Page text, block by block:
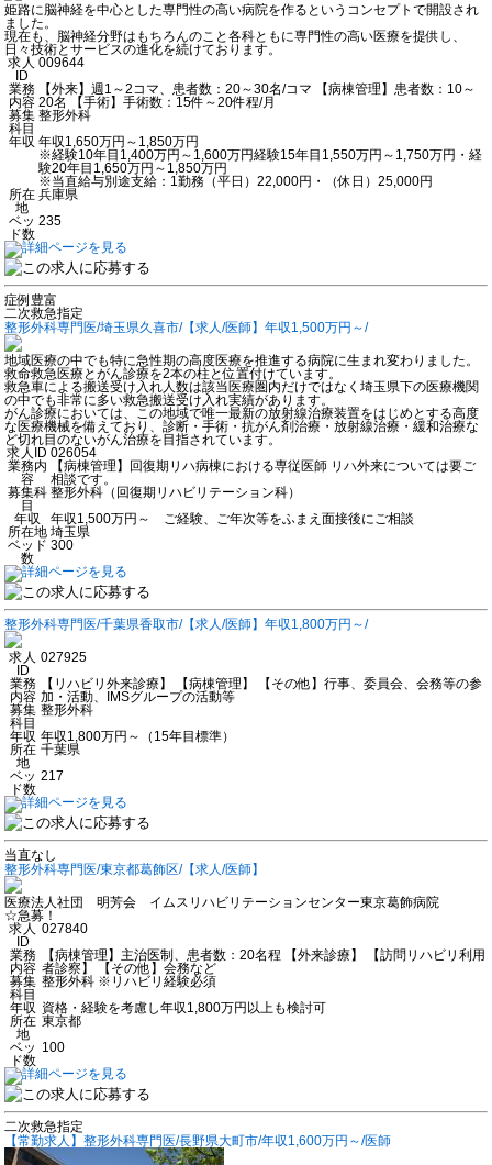
姫路に脳神経を中心とした専門性の高い病院を作るというコンセプトで開設され
ました。
現在も、脳神経分野はもちろんのこと各科ともに専門性の高い医療を提供し、
日々技術とサービスの進化を続けております。
求人
ID
009644
業務
内容
【外来】週1～2コマ、患者数：20～30名/コマ 【病棟管理】患者数：10～
20名 【手術】手術数：15件～20件程/月
募集
科目
整形外科
年収 年収1,650万円～1,850万円
※経験10年目1,400万円～1,600万円経験15年目1,550万円～1,750万円・経
験20年目1,650万円～1,850万円
※当直給与別途支給：1勤務（平日）22,000円・（休日）25,000円
所在
地
兵庫県
ベッ
ド数
235
症例豊富
二次救急指定
整形外科専門医/埼玉県久喜市/【求人/医師】年収1,500万円～/
地域医療の中でも特に急性期の高度医療を推進する病院に生まれ変わりました。
救命救急医療とがん診療を2本の柱と位置付けています。
救急車による搬送受け入れ人数は該当医療圏内だけではなく埼玉県下の医療機関
の中でも非常に多い救急搬送受け入れ実績があります。
がん診療においては、この地域で唯一最新の放射線治療装置をはじめとする高度
な医療機械を備えており、診断・手術・抗がん剤治療・放射線治療・緩和治療な
ど切れ目のないがん治療を目指されています。
求人ID 026054
業務内
容
【病棟管理】回復期リハ病棟における専従医師 リハ外来については要ご
相談です。
募集科
目
整形外科（回復期リハビリテーション科）
年収
年収1,500万円～ ご経験、ご年次等をふまえ面接後にご相談
所在地 埼玉県
ベッド
数
300
整形外科専門医/千葉県香取市/【求人/医師】年収1,800万円～/
求人
ID
027925
業務
内容
【リハビリ外来診療】 【病棟管理】 【その他】行事、委員会、会務等の参
加・活動、IMSグループの活動等
募集
科目
整形外科
年収 年収1,800万円～（15年目標準）
所在
地
千葉県
ベッ
ド数
217
当直なし
整形外科専門医/東京都葛飾区/【求人/医師】
医療法人社団 明芳会 イムスリハビリテーションセンター東京葛飾病院
☆急募！
求人
ID
027840
業務
内容
【病棟管理】主治医制、患者数：20名程 【外来診療】 【訪問リハビリ利用
者診察】 【その他】会務など
募集
科目
整形外科 ※リハビリ経験必須
年収 資格・経験を考慮し年収1,800万円以上も検討可
所在
地
東京都
ベッ
ド数
100
二次救急指定
【常勤求人】整形外科専門医/長野県大町市/年収1,600万円～/医師